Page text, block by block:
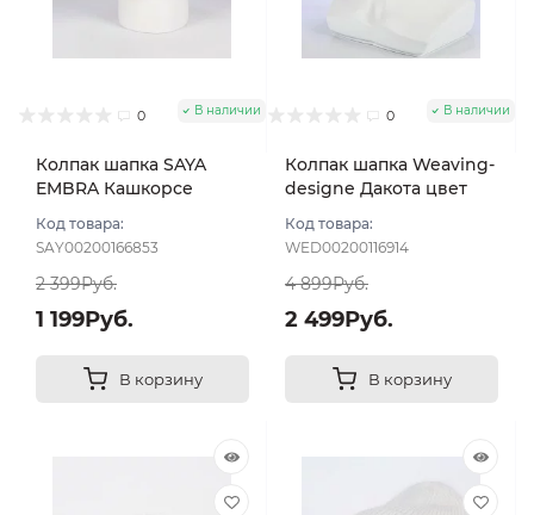
0 В наличии
Колпак шапка SAYA
EMBRA Кашкорсе
Код товара:
SAY00200166853
2 399Руб.
1 199Руб.
В корзину
0 В наличии
Колпак шапка Weaving-
designe Дакота цвет
Код товара:
WED00200116914
4 899Руб.
2 499Руб.
В корзину